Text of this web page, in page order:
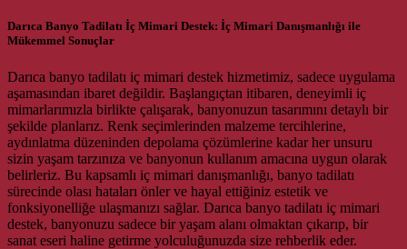
Darıca Banyo Tadilatı İç Mimari Destek: İç Mimari Danışmanlığı ile
Mükemmel Sonuçlar
Darıca banyo tadilatı iç mimari destek hizmetimiz, sadece uygulama
aşamasından ibaret değildir. Başlangıçtan itibaren, deneyimli iç
mimarlarımızla birlikte çalışarak, banyonuzun tasarımını detaylı bir
şekilde planlarız. Renk seçimlerinden malzeme tercihlerine,
aydınlatma düzeninden depolama çözümlerine kadar her unsuru
sizin yaşam tarzınıza ve banyonun kullanım amacına uygun olarak
belirleriz. Bu kapsamlı iç mimari danışmanlığı, banyo tadilatı
sürecinde olası hataları önler ve hayal ettiğiniz estetik ve
fonksiyonelliğe ulaşmanızı sağlar. Darıca banyo tadilatı iç mimari
destek, banyonuzu sadece bir yaşam alanı olmaktan çıkarıp, bir
sanat eseri haline getirme yolculuğunuzda size rehberlik eder.